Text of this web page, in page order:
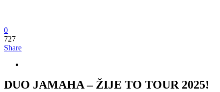
0
727
Share
DUO JAMAHA – ŽIJE TO TOUR 2025!